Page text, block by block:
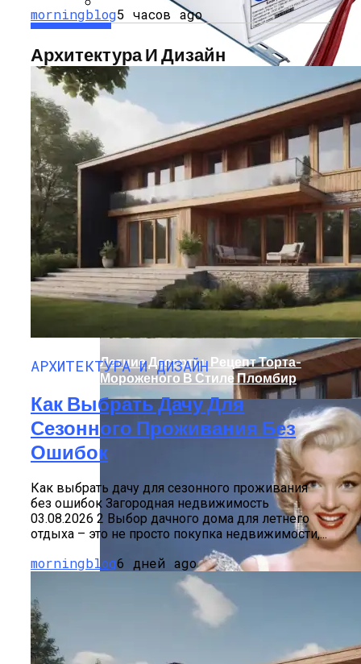
Как Правильно Выбрать Дом Для
Северной Стороны Участка
Оценка Будущих Расходов На
Обслуживание Вашего Дома
Мода Для Бизнес-Леди: Как Совмещать
Стиль И Предпринимательство
Летние Десерты: Рецепт Торта-
Мороженого В Стиле Пломбир
Охранно-Защитная Дератизационная
Система (ОЗДС)
morningblog5 часов ago
Архитектура И Дизайн
АРХИТЕКТУРА И ДИЗАЙН
Как Выбрать Дачу Для
Сезонного Проживания Без
Ошибок
Как выбрать дачу для сезонного проживания
без ошибок Загородная недвижимость
03.08.2026 2 Выбор дачного дома для летнего
отдыха – это не просто покупка недвижимости,...
morningblog6 дней ago